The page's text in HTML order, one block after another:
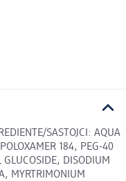
SASTOJCI: AQUA
184, PEG-40
GLUCOSIDE, DISODIUM
MYRTRIMONIUM